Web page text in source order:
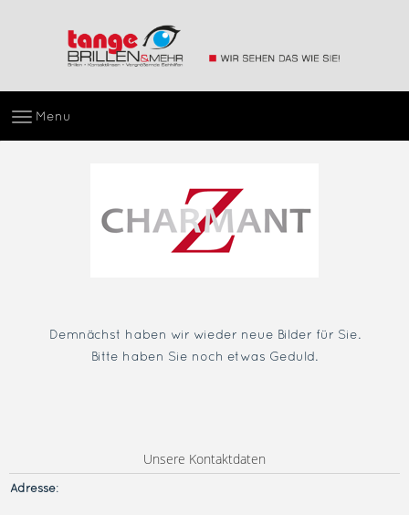
Menu
Demnächst haben wir wieder neue Bilder für Sie.
Bitte haben Sie noch etwas Geduld.
Unsere Kontaktdaten
Adresse: